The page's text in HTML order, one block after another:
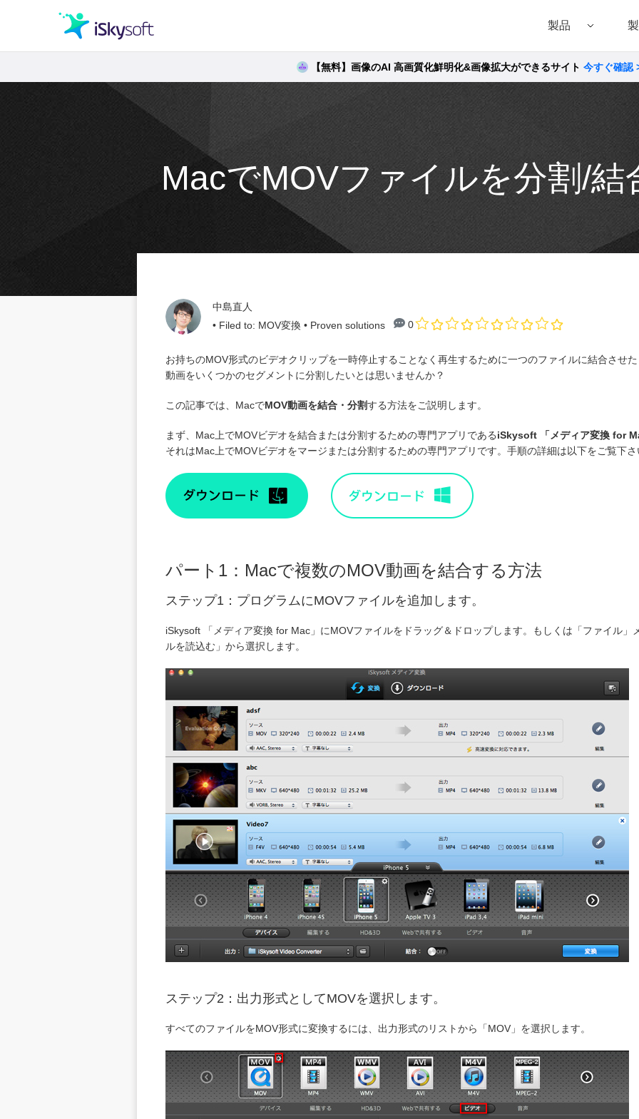
製品
クリエイティビティ
オフィス効率化
ユーティリティ
Filmora（フィモーラ）
• Filmora for Windows
• Filmora for Mac
UniConverter(スーパーメディア変換!)
• UniConverter for Windows
• UniConverter for Mac
•
•
【無料】画像のAI 高画質化鮮明化&画像拡大ができるサイト 今すぐ確認
MacでMOVファイルを分割/結
中島直人
• Filed to: MOV変換 • Proven solutions 0
お持ちのMOV形式のビデオクリップを一時停止することなく再生するために一つのファイルに結合させ
動画をいくつかのセグメントに分割したいとは思いませんか？
この記事では、MacでMOV動画を結合・分割する方法をご説明します。
まず、Mac上でMOVビデオを結合または分割するための専門アプリであるiSkysoft 「 メディア変換 for
それはMac上でMOVビデオをマージまたは分割するための専門アプリです。手順の詳細は以下をご覧下さ
パート1：Macで複数のMOV動画を結合する方法
ステップ1：プログラムにMOVファイルを追加します。
iSkysoft 「 メディア変換 for Mac 」にMOVファイルをドラッグ＆ドロップします。もしくは「ファイル」
ルを読込む」から選択します。
ステップ2：出力形式としてMOVを選択します。
すべてのファイルをMOV形式に変換するには、出力形式のリストから「MOV」を選択します。